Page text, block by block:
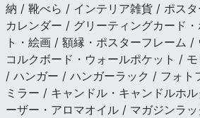
納 / 靴べら / インテリア雑貨 / ポス
カレンダー / グリーティングカード
ト・絵画 / 額縁・ポスターフレーム
コルクボード・ウォールポケット /
/ ハンガー / ハンガーラック / フォト
ミラー / キャンドル・キャンドルホ
ーザー・アロマオイル / マガジンラ